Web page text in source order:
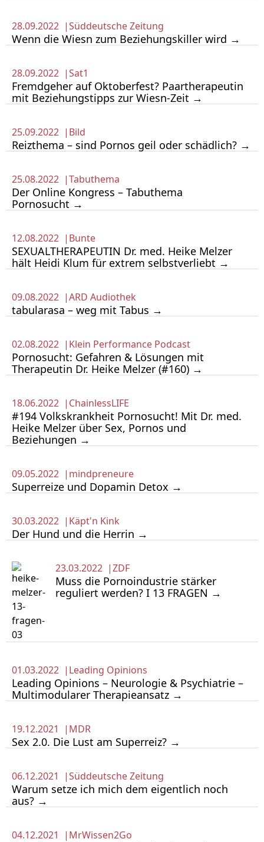
28.09.2022 |Süddeutsche Zeitung
Wenn die Wiesn zum Beziehungskiller wird →
28.09.2022 |Sat1
Fremdgeher auf Oktoberfest? Paartherapeutin
mit Beziehungstipps zur Wiesn-Zeit →
25.09.2022 | Bild
Reizthema – sind Pornos geil oder schädlich? →
25.08.2022 |Tabuthema
Der Online Kongress – Tabuthema
Pornosucht →
12.08.2022 | Bunte
SEXUALTHERAPEUTIN Dr. med. Heike Melzer
hält Heidi Klum für extrem selbstverliebt →
09.08.2022 |ARD Audiothek
tabularasa – weg mit Tabus →
02.08.2022 | Klein Performance Podcast
Pornosucht: Gefahren & Lösungen mit
Therapeutin Dr. Heike Melzer (#160) →
18.06.2022 | ChainlessLIFE
#194 Volkskrankheit Pornosucht! Mit Dr. med.
Heike Melzer über Sex, Pornos und
Beziehungen →
09.05.2022 | mindpreneure
Superreize und Dopamin Detox →
30.03.2022 | Käpt'n Kink
Der Hund und die Herrin →
23.03.2022 |ZDF
Muss die Pornoindustrie stärker
reguliert werden? I 13 FRAGEN →
01.03.2022 | Leading Opinions
Leading Opinions – Neurologie & Psychiatrie –
Multimodularer Therapieansatz →
19.12.2021 | MDR
Sex 2.0. Die Lust am Superreiz? →
06.12.2021 |Süddeutsche Zeitung
Warum setze ich mich dem eigentlich noch
aus? →
04.12.2021 | MrWissen2Go